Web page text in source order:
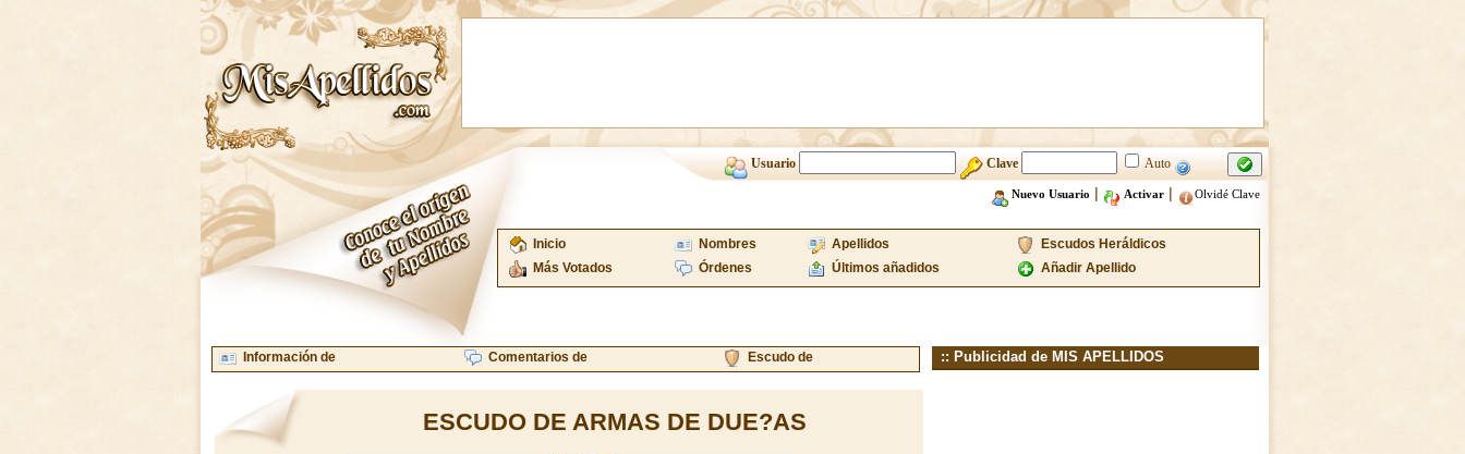
Usuario Clave Auto
Nuevo Usuario | Activar| Olvidé Clave
Inicio Nombres Apellidos
Escudos Heráldicos
Más Votados
Órdenes Últimos añadidos Añadir Apellido
Información de Comentarios de Escudo de
ESCUDO DE ARMAS DE DUE?AS
:: Publicidad de MIS APELLIDOS